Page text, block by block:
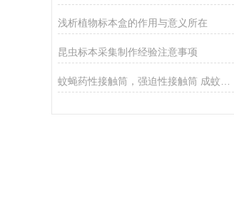
浅析植物标本盒的作用与意义所在
昆虫标本采集制作经验注意事项